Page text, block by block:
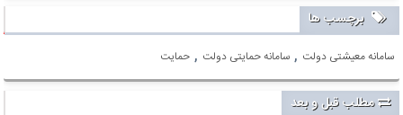
برچسب ها
حمایت , سامانه حمایتی دولت , سامانه معیشتی دولت
مطلب قبل و بعد